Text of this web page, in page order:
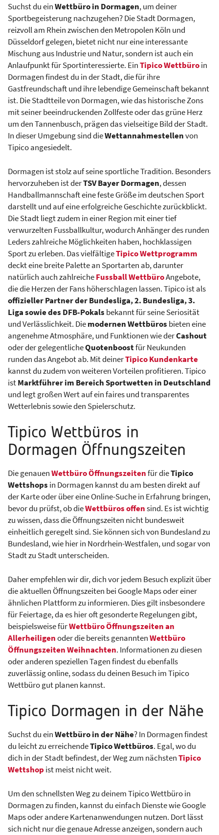
Suchst du einWettbüro in Dormagen, um deiner
Sportbegeisterung nachzugehen? Die Stadt Dormagen,
reizvoll am Rhein zwischen den Metropolen Köln und
Düsseldorf gelegen, bietet nicht nur eine interessante
Mischung aus Industrie und Natur, sondern ist auch ein
Anlaufpunkt für Sportinteressierte. EinTipico Wettbüroin
Dormagen findest du in der Stadt, die für ihre
Gastfreundschaft und ihre lebendige Gemeinschaft bekannt
ist. Die Stadtteile von Dormagen, wie das historische Zons
mit seiner beeindruckenden Zollfeste oder das grüne Herz
um den Tannenbusch, prägen das vielseitige Bild der Stadt.
In dieser Umgebung sind dieWettannahmestellenvon
Tipico angesiedelt.
Dormagen ist stolz auf seine sportliche Tradition. Besonders
hervorzuheben ist derTSV Bayer Dormagen, dessen
Handballmannschaft eine feste Größe im deutschen Sport
darstellt und auf eine erfolgreiche Geschichte zurückblickt.
Die Stadt liegt zudem in einer Region mit einer tief
verwurzelten Fussballkultur, wodurch Anhänger des runden
Leders zahlreiche Möglichkeiten haben, hochklassigen
Sport zu erleben. Das vielfältigeTipico Wettprogramm
deckt eine breite Palette an Sportarten ab, darunter
natürlich auch zahlreicheFussball WettbüroAngebote,
die die Herzen der Fans höherschlagen lassen. Tipico ist als
offizieller Partner der Bundesliga, 2. Bundesliga, 3.
Liga sowie des DFB-Pokals bekannt für seine Seriosität
und Verlässlichkeit. Diemodernen Wettbüros bieten eine
angenehme Atmosphäre, und Funktionen wie derCashout
oder der gelegentlicheQuotenboostfür Neukunden
runden das Angebot ab. Mit deinerTipico Kundenkarte
kannst du zudem von weiteren Vorteilen profitieren. Tipico
istMarktführer im Bereich Sportwetten in Deutschland
und legt großen Wert auf ein faires und transparentes
Wetterlebnis sowie den Spielerschutz.
Tipico Wettbüros in
Dormagen Öffnungszeiten
Die genauenWettbüro Öffnungszeitenfür dieTipico
Wettshops in Dormagen kannst du am besten direkt auf
der Karte oder über eine Online-Suche in Erfahrung bringen,
bevor du prüfst, ob dieWettbüros offensind. Es ist wichtig
zu wissen, dass die Öffnungszeiten nicht bundesweit
einheitlich geregelt sind. Sie können sich von Bundesland zu
Bundesland, wie hier in Nordrhein-Westfalen, und sogar von
Stadt zu Stadt unterscheiden.
Daher empfehlen wir dir, dich vor jedem Besuch explizit über
die aktuellen Öffnungszeiten bei Google Maps oder einer
ähnlichen Plattform zu informieren. Dies gilt insbesondere
für Feiertage, da es hier oft gesonderte Regelungen gibt,
beispielsweise fürWettbüro Öffnungszeiten an
Allerheiligenoder die bereits genanntenWettbüro
Öffnungszeiten Weihnachten. Informationen zu diesen
oder anderen speziellen Tagen findest du ebenfalls
zuverlässig online, sodass du deinen Besuch im Tipico
Wettbüro gut planen kannst.
Tipico Dormagen in der Nähe
Suchst du einWettbüro in der Nähe? In Dormagen findest
du leicht zu erreichendeTipico Wettbüros. Egal, wo du
dich in der Stadt befindest, der Weg zum nächstenTipico
Wettshop ist meist nicht weit.
Um den schnellsten Weg zu deinem Tipico Wettbüro in
Dormagen zu finden, kannst du einfach Dienste wie Google
Maps oder andere Kartenanwendungen nutzen. Dort lässt
sich nicht nur die genaue Adresse anzeigen, sondern auch